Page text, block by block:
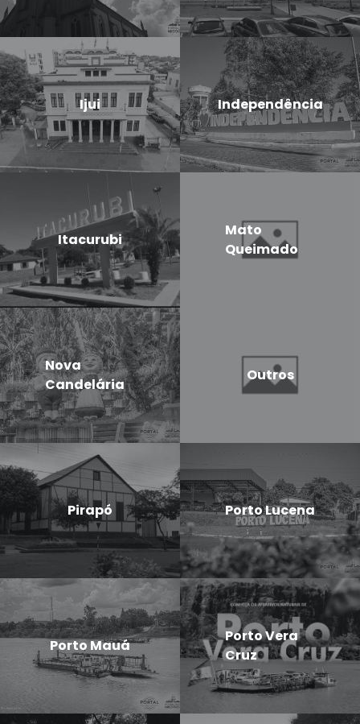
Ijui Independência
Itacurubi
Mato
Queimado
Nova
Candelária
Outros
Pirapó Porto Lucena
Porto Mauá
Porto Vera
Cruz